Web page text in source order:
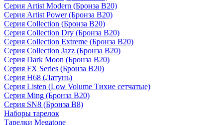
Серия Artist Modern (Бронза B20)
Серия Artist Power (Бронза B20)
Серия Collection (Бронза B20)
Серия Collection Dry (Бронза B20)
Серия Collection Extreme (Бронза B20)
Серия Collection Jazz (Бронза B20)
Серия Dark Moon (Бронза B20)
Серия FX Series (Бронза B20)
Серия H68 (Латунь)
Серия Listen (Low Volume Тихие сетчатые)
Серия Ming (Бронза B20)
Серия SN8 (Бронза B8)
Наборы тарелок
Тарелки Megatone